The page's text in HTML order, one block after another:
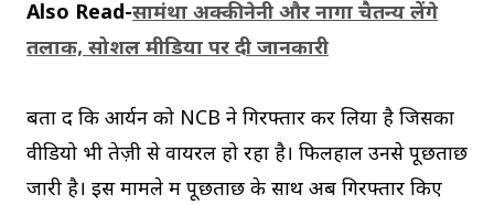
Also Read-सामंथा अक्कीनेनी और नागा चैतन्य लेंगे
तलाक, सोशल मीडिया पर दी जानकारी
बता दें कि आर्यन को NCB ने गिरफ्तार कर लिया है जिसका
वीडियो भी तेज़ी से वायरल हो रहा है। फिलहाल उनसे पूछताछ
जारी है। इस मामले में पूछताछ के साथ अब गिरफ्तार किए